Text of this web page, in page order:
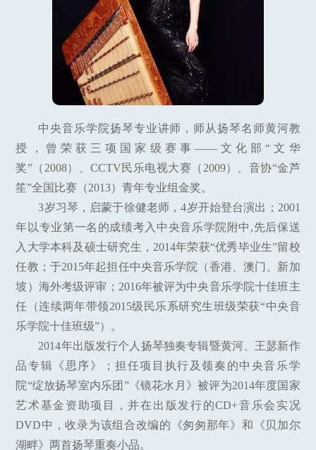
中央音乐学院扬琴专业讲师，师从扬琴名师黄河教
授，曾荣获三项国家级赛事——文化部“文华
奖”（2008）、CCTV民乐电视大赛（2009）、音协“金芦
笙”全国比赛（2013）青年专业组金奖。
3岁习琴，启蒙于徐健老师，4岁开始登台演出；2001
年以专业第一名的成绩考入中央音乐学院附中,先后保送
入大学本科及硕士研究生，2014年荣获“优秀毕业生”留校
任教；于2015年起担任中央音乐学院（香港、澳门、新加
坡）海外考级评审；2016年被评为中央音乐学院十佳班主
任（连续两年带领2015级民乐系研究生班级荣获“中央音
乐学院十佳班级”）。
2014年出版发行个人扬琴独奏专辑暨黄河、王瑟新作
品专辑《思序》；担任项目执行及领奏的中央音乐学
院“绽放扬琴室内乐团”《镜花水月》被评为2014年度国家
艺术基金资助项目，并在出版发行的CD+音乐会实况
DVD中，收录为该组合改编的《匆匆那年》和《贝加尔
湖畔》两首扬琴重奏小品。